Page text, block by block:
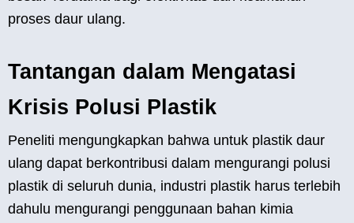
proses daur ulang.
Tantangan dalam Mengatasi
Krisis Polusi Plastik
Peneliti mengungkapkan bahwa untuk plastik daur
ulang dapat berkontribusi dalam mengurangi polusi
plastik di seluruh dunia, industri plastik harus terlebih
dahulu mengurangi penggunaan bahan kimia